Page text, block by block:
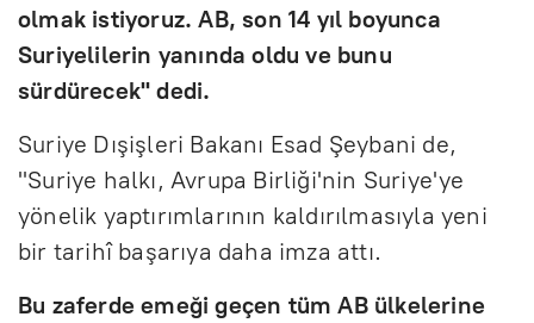
olmak istiyoruz. AB, son 14 yıl boyunca
Suriyelilerin yanında oldu ve bunu
sürdürecek" dedi.
Suriye Dışişleri Bakanı Esad Şeybani de,
"Suriye halkı, Avrupa Birliği'nin Suriye'ye
yönelik yaptırımlarının kaldırılmasıyla yeni
bir tarihî başarıya daha imza attı.
Bu zaferde emeği geçen tüm AB ülkelerine